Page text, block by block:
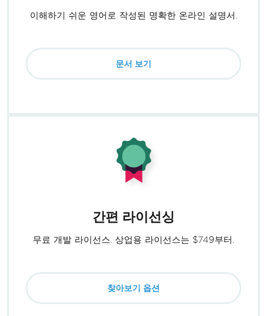
이해하기 쉬운 영어로 작성된 명확한 온라인 설명서.
문서 보기
간편 라이선싱
무료 개발 라이선스. 상업용 라이선스는 $749부터.
찾아보기 옵션